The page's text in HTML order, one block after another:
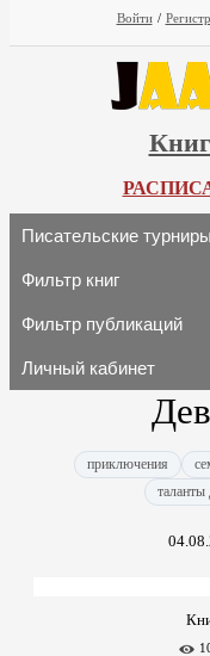
Войти /
Писательские
Фильтр книг
Фильтр публикаций
Личный кабинет
приключения
таланты